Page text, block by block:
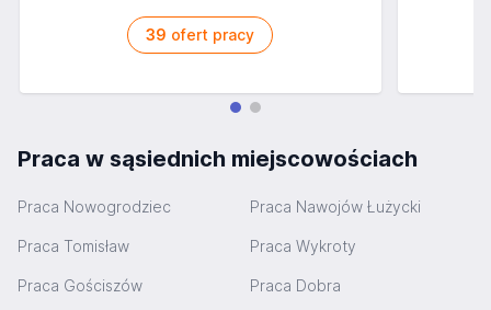
39 ofert pracy
Praca w sąsiednich miejscowościach
Praca Nowogrodziec Praca Nawojów Łużycki
Praca Tomisław Praca Wykroty
Praca Gościszów Praca Dobra